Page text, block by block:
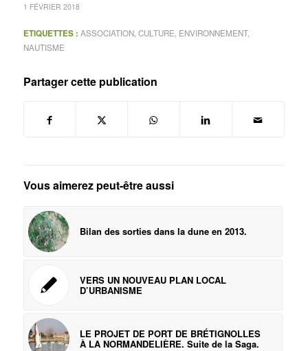
1 FÉVRIER 2018
ETIQUETTES : ASSOCIATION, CULTURE ENVIRONNEMENT,
NAUTISME
Partager cette publication
Vous aimerez peut-être aussi
Bilan des sorties dans la dune en 2013.
VERS UN NOUVEAU PLAN LOCAL
D’URBANISME
LE PROJET DE PORT DE BRÉTIGNOLLES
À LA NORMANDELIÈRE. Suite de la Saga.